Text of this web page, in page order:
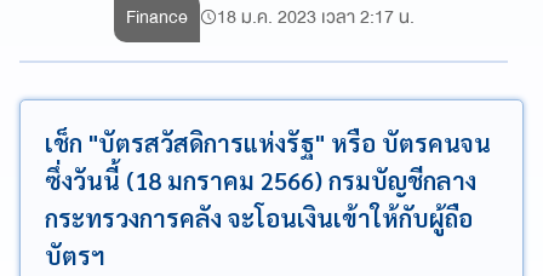
Finance 18 ม.ค. 2023 เวลา 2:17 น.
เช็ก "บัตรสวัสดิการแห่งรัฐ" หรือ บัตรคนจน
ซึ่งวันนี้ (18 มกราคม 2566) กรมบัญชีกลาง
กระทรวงการคลัง จะโอนเงินเข้าให้กับผู้ถือ
บัตรฯ